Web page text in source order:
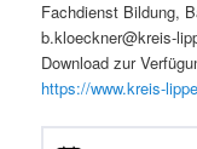
Fachdienst Bildung,
b.kloeckner@kreis-
Download zur
https://www.kreis-